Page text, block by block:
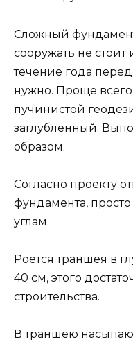
Сложный
сооружать не
течение года
нужно. Проще
пучинистой
заглубленный.
образом.
Согласно проекту
фундамента,
углам.
Роется траншея в
40 см, этого
строительства.
В траншею